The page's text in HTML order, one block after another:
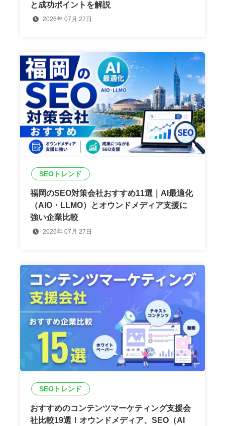
と成功ポイントを解説
2026年 07月 27日
SEOトレンド
福岡のSEO対策会社おすすめ11選｜AI最適化
（AIO・LLMO）とオウンドメディア支援に
強い企業比較
2026年 07月 27日
SEOトレンド
おすすめのコンテンツマーケティング支援会
社比較19選！オウンドメディア、SEO（AI